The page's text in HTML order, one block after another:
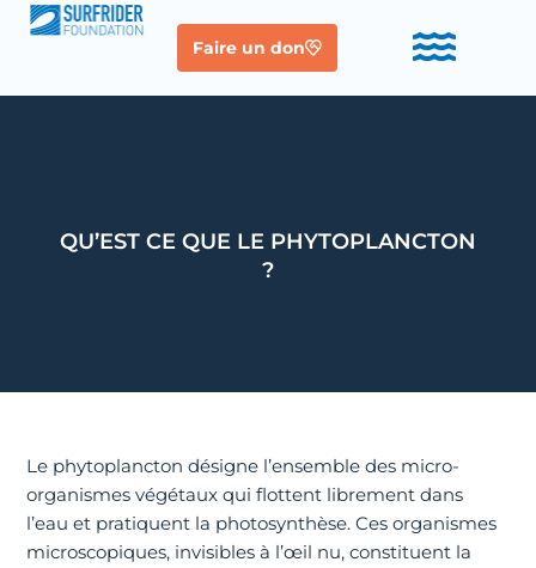
Faire un don
QU’EST CE QUE LE PHYTOPLANCTON
?
Le phytoplancton désigne l’ensemble des micro-
organismes végétaux qui flottent librement dans
l’eau et pratiquent la photosynthèse. Ces organismes
microscopiques, invisibles à l’œil nu, constituent la